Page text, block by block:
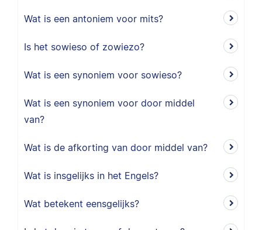
Wat is een antoniem voor mits?
Is het sowieso of zowiezo?
Wat is een synoniem voor sowieso?
Wat is een synoniem voor door middel
van?
Wat is de afkorting van door middel van?
Wat is insgelijks in het Engels?
Wat betekent eensgelijks?